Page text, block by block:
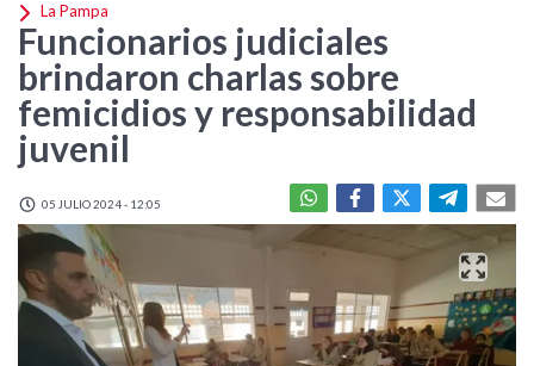
La Pampa
Funcionarios judiciales
brindaron charlas sobre
femicidios y responsabilidad
juvenil
05 JULIO 2024 - 12:05